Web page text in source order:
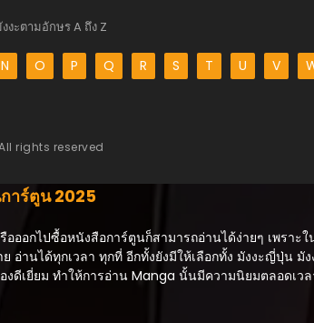
งะตามอักษร A ถึง Z
N O P Q R S T U V
rights reserved
าร์ตูน 2025
อกไปซื้อหนังสือการ์ตูนก็สามารถอ่านได้ง่ายๆ เพราะ
นได้ทุกเวลา ทุกที่ อีกทั้งยังมีให้เลือกทั้ง มังงะญี่ปุ่น มัง
งดีเยี่ยม ทำให้การอ่าน Manga นั้นมีความนิยมตลอดเว